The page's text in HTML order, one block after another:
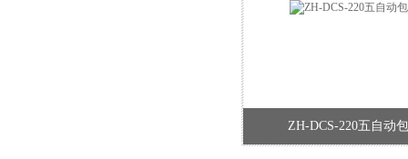
ZH-DCS-220五自动